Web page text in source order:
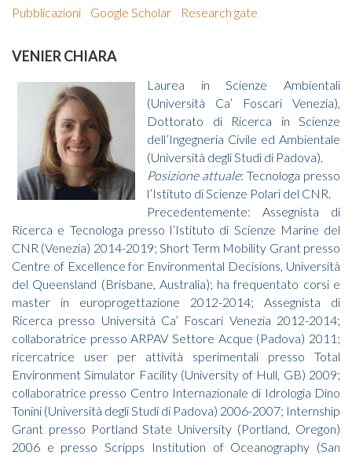
Pubblicazioni Google Scholar Research gate
VENIER CHIARA
Laurea in Scienze Ambientali
(Università Ca’ Foscari Venezia),
Dottorato di Ricerca in Scienze
dell’Ingegneria Civile ed Ambientale
(Università degli Studi di Padova).
Posizione attuale: Tecnologa presso
l’Istituto di Scienze Polari del CNR.
Precedentemente: Assegnista di
Ricerca e Tecnologa presso l’Istituto di Scienze Marine del
CNR (Venezia) 2014-2019; Short Term Mobility Grant presso
Centre of Excellence for Environmental Decisions, Università
del Queensland (Brisbane, Australia); ha frequentato corsi e
master in europrogettazione 2012-2014; Assegnista di
Ricerca presso Università Ca’ Foscari Venezia 2012-2014;
collaboratrice presso ARPAV Settore Acque (Padova) 2011;
ricercatrice user per attività sperimentali presso Total
Environment Simulator Facility (University of Hull, GB) 2009;
collaboratrice presso Centro Internazionale di Idrologia Dino
Tonini (Università degli Studi di Padova) 2006-2007; Internship
Grant presso Portland State University (Portland, Oregon)
2006 e presso Scripps Institution of Oceanography (San